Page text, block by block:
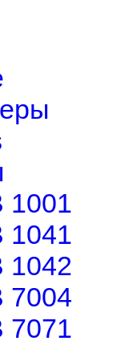
1001
1041
1042
7004
7071